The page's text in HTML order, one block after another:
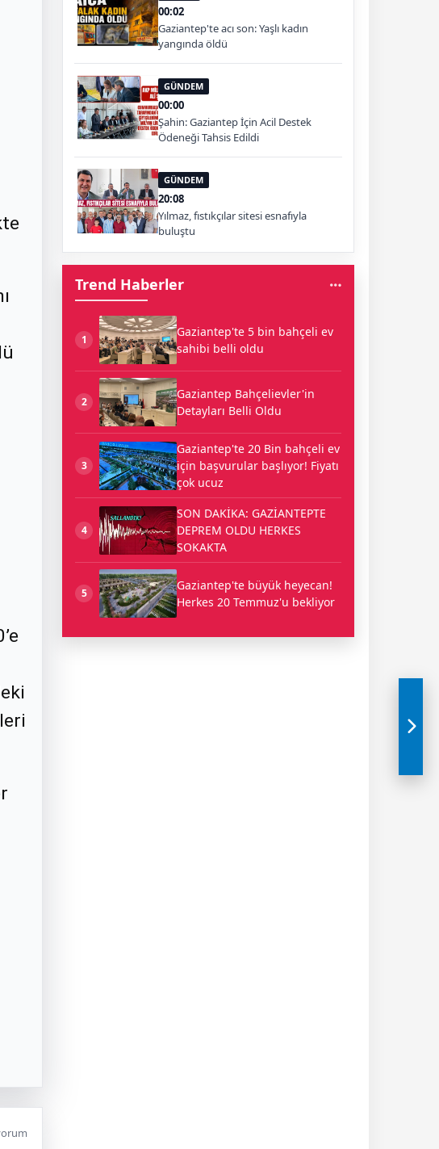
00:02
Gaziantep'te acı son: Yaşlı kadın
yangında öldü
GÜNDEM
00:00
Şahin: Gaziantep İçin Acil Destek
Ödeneği Tahsis Edildi
GÜNDEM
20:08
Yılmaz, fıstıkçılar sitesi esnafıyla
buluştu
Trend Haberler
1
Gaziantep'te 5 bin bahçeli ev
sahibi belli oldu
2
Gaziantep Bahçelievler'in
Detayları Belli Oldu
3
Gaziantep'te 20 Bin bahçeli ev
için başvurular başlıyor! Fiyatı
çok ucuz
4
SON DAKİKA: GAZİANTEPTE
DEPREM OLDU HERKES
SOKAKTA
5
Gaziantep'te büyük heyecan!
Herkes 20 Temmuz'u bekliyor